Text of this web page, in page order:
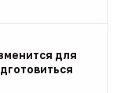
для